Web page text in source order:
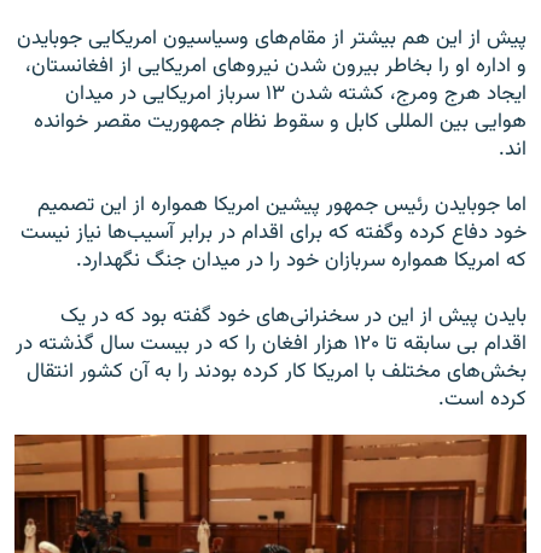
پیش از این هم بیشتر از مقام‌های وسیاسیون امریکایی جوبایدن
و اداره او را بخاطر بیرون شدن نیروهای امریکایی از افغانستان،
ایجاد هرج ومرج، کشته شدن ۱۳ سرباز امریکایی در میدان
هوایی بین المللی کابل و سقوط نظام جمهوریت مقصر خوانده
اند.
اما جوبایدن رئیس جمهور پیشین امریکا همواره از این تصمیم
خود دفاع کرده وگفته که برای اقدام در برابر آسیب‌ها نیاز نیست
که امریکا همواره سربازان خود را در میدان جنگ نگهدارد.
بایدن پیش از این در سخنرانی‌های خود گفته بود که در یک
اقدام بی سابقه تا ۱۲۰ هزار افغان را که در بیست سال گذشته در
بخش‌های مختلف با امریکا کار کرده بودند را به آن کشور انتقال
کرده است.